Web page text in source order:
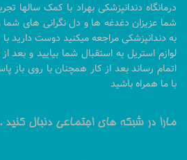
درمانگاه دندانپزشکی بهراد با کمک سالها
شما عزیزان دغدغه ها و دل نگرانی های شما
به دندانپزشکی مراجعه میکنید دوست دارید
لوازم استریل به استقبال شما بیایید و بعد
اتمام رساند بعد از کار همچنان با روی
با ما همراه باشید
مارا در شبکه های اجتماعی دنبال کنید